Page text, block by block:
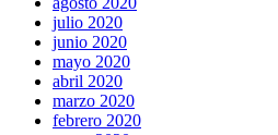
julio 2020
junio 2020
mayo 2020
abril 2020
marzo 2020
febrero 2020